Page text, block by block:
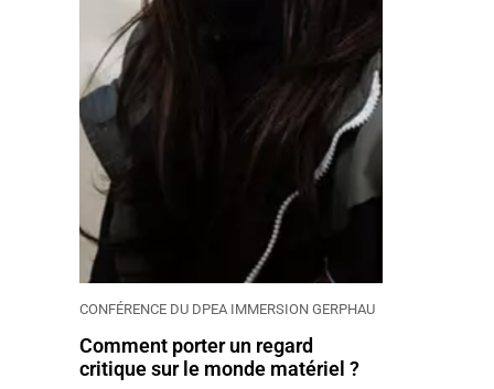
CONFÉRENCE DU DPEA IMMERSION GERPHAU
Comment porter un regard
critique sur le monde matériel ?